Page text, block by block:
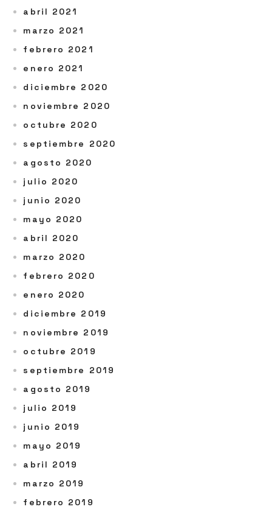
abril 2021
marzo 2021
febrero 2021
enero 2021
diciembre 2020
noviembre 2020
octubre 2020
septiembre 2020
agosto 2020
julio 2020
junio 2020
mayo 2020
abril 2020
marzo 2020
febrero 2020
enero 2020
diciembre 2019
noviembre 2019
octubre 2019
septiembre 2019
agosto 2019
julio 2019
junio 2019
mayo 2019
abril 2019
marzo 2019
febrero 2019